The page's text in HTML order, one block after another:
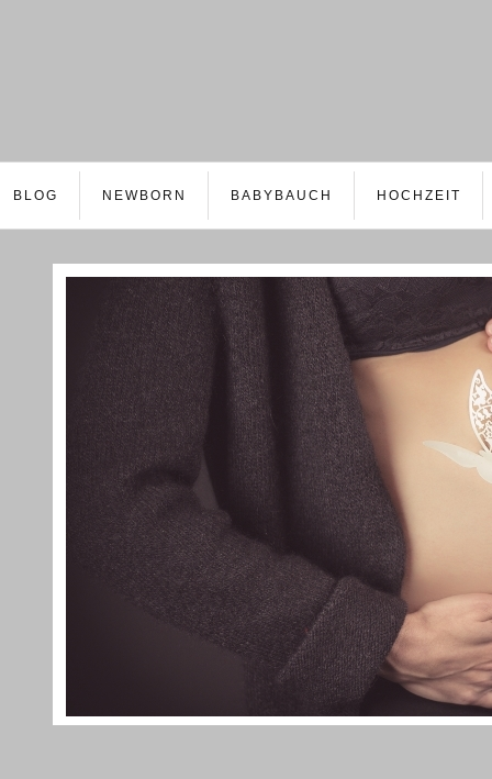
BLOG NEWBORN BABYBAUCH HOCHZEIT